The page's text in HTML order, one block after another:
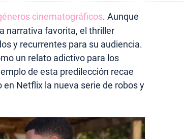
cinematográficos. Aunque
narrativa favorita, el thriller
y recurrentes para su audiencia.
un relato adictivo para los
de esta predilección recae
Netflix la nueva serie de robos y